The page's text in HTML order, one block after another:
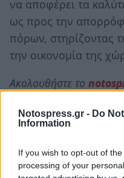
Notospress.gr - Do
Information
If you wish to opt-out of
processing of your
να αποφέρει τα
ως προς την
πόρων, στηρίζοντας
την οικονομία της
Ακολουθήστε το